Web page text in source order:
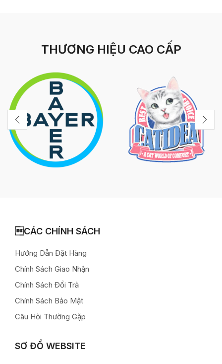
THƯƠNG HIỆU CAO CẤP
CÁC CHÍNH SÁCH
Hướng Dẫn Đặt Hàng
Chính Sách Giao Nhận
Chính Sách Đổi Trả
Chính Sách Bảo Mật
Câu Hỏi Thường Gặp
SƠ ĐỒ WEBSITE